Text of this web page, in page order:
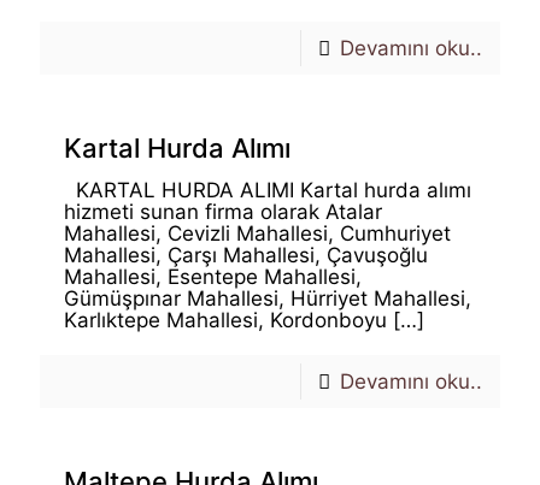
Devamını oku..
Kartal Hurda Alımı
KARTAL HURDA ALIMI Kartal hurda alımı
hizmeti sunan firma olarak Atalar
Mahallesi, Cevizli Mahallesi, Cumhuriyet
Mahallesi, Çarşı Mahallesi, Çavuşoğlu
Mahallesi, Esentepe Mahallesi,
Gümüşpınar Mahallesi, Hürriyet Mahallesi,
Karlıktepe Mahallesi, Kordonboyu […]
Devamını oku..